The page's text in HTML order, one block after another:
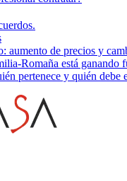
de precios y
Romaña está ganando
pertenece y quién debe